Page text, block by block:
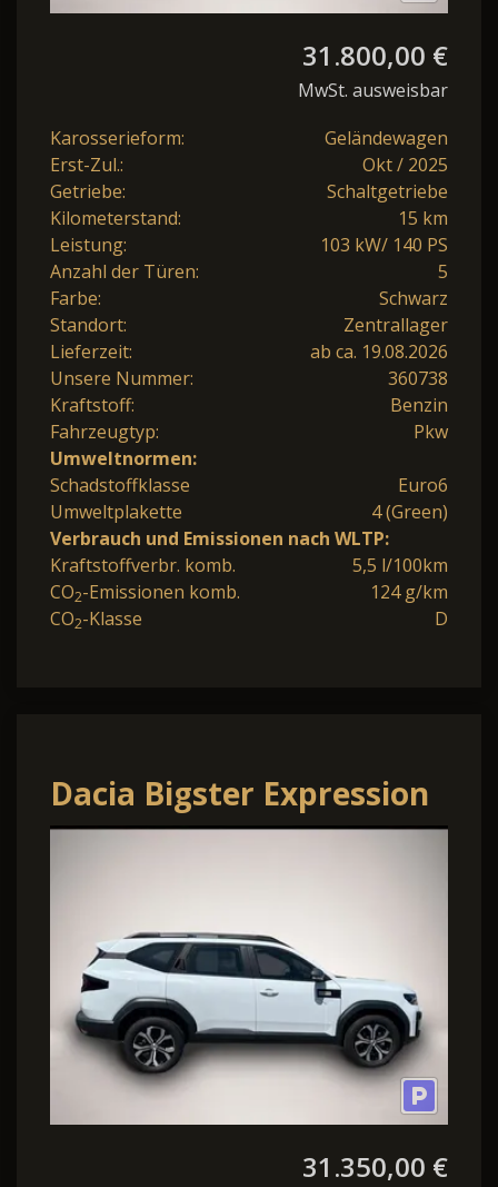
31.800,00 €
MwSt. ausweisbar
Karosserieform:
Geländewagen
Erst-Zul.:
Okt / 2025
Getriebe:
Schaltgetriebe
Kilometerstand:
15 km
Leistung:
103 kW/ 140 PS
Anzahl der Türen:
5
Farbe:
Schwarz
Standort:
Zentrallager
Lieferzeit:
ab ca. 19.08.2026
Unsere Nummer:
360738
Kraftstoff:
Benzin
Fahrzeugtyp:
Pkw
Umweltnormen:
Schadstoffklasse
Euro6
Umweltplakette
4 (Green)
Verbrauch und Emissionen nach WLTP:
Kraftstoffverbr. komb.
5,5 l/100km
CO2-Emissionen komb.
124 g/km
CO2-Klasse D
Dacia Bigster Expression
SHZ+MV-Kamera+LED
31.350,00 €